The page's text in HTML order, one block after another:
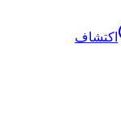
اکتشاف